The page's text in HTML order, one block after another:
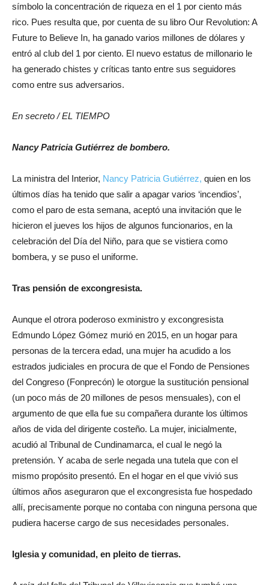
símbolo la concentración de riqueza en el 1 por ciento más
rico. Pues resulta que, por cuenta de su libro Our Revolution: A
Future to Believe In, ha ganado varios millones de dólares y
entró al club del 1 por ciento. El nuevo estatus de millonario le
ha generado chistes y críticas tanto entre sus seguidores
como entre sus adversarios.
En secreto / EL TIEMPO
Nancy Patricia Gutiérrez de bombero.
La ministra del Interior, Nancy Patricia Gutiérrez, quien en los
últimos días ha tenido que salir a apagar varios ‘incendios’,
como el paro de esta semana, aceptó una invitación que le
hicieron el jueves los hijos de algunos funcionarios, en la
celebración del Día del Niño, para que se vistiera como
bombera, y se puso el uniforme.
Tras pensión de excongresista.
Aunque el otrora poderoso exministro y excongresista
Edmundo López Gómez murió en 2015, en un hogar para
personas de la tercera edad, una mujer ha acudido a los
estrados judiciales en procura de que el Fondo de Pensiones
del Congreso (Fonprecón) le otorgue la sustitución pensional
(un poco más de 20 millones de pesos mensuales), con el
argumento de que ella fue su compañera durante los últimos
años de vida del dirigente costeño. La mujer, inicialmente,
acudió al Tribunal de Cundinamarca, el cual le negó la
pretensión. Y acaba de serle negada una tutela que con el
mismo propósito presentó. En el hogar en el que vivió sus
últimos años aseguraron que el excongresista fue hospedado
allí, precisamente porque no contaba con ninguna persona que
pudiera hacerse cargo de sus necesidades personales.
Iglesia y comunidad, en pleito de tierras.